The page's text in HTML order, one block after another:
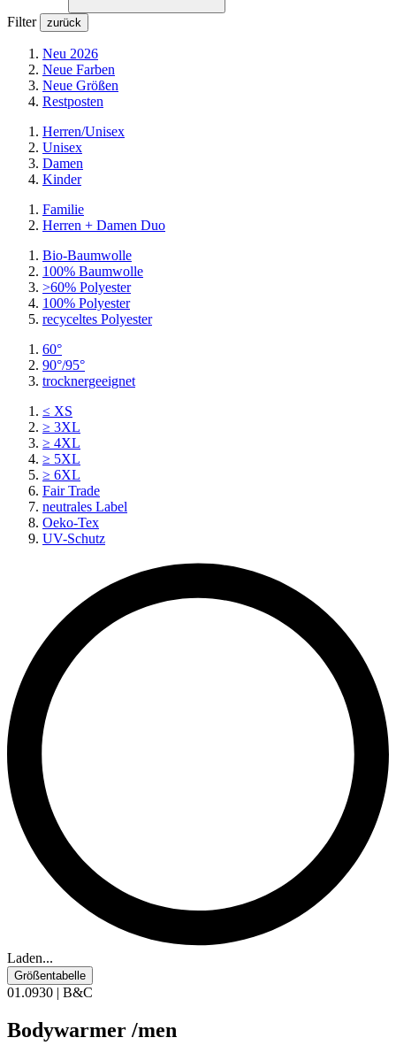
Filter zurück
Neu 2026
Neue Farben
Neue Größen
Restposten
Herren/Unisex
Unisex
Damen
Kinder
Familie
Herren + Damen Duo
Bio-Baumwolle
100% Baumwolle
>60% Polyester
100% Polyester
recyceltes Polyester
60°
90°/95°
trocknergeeignet
≤ XS
≥ 3XL
≥ 4XL
≥ 5XL
≥ 6XL
Fair Trade
neutrales Label
Oeko-Tex
UV-Schutz
Laden...
Größentabelle
01.0930 | B&C
Bodywarmer /men